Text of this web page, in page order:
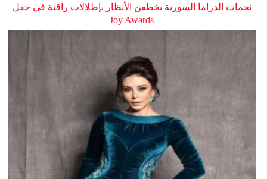
نجمات الدراما السورية يخطفن الأنظار بإطلالات راقية في حفل
Joy Awards